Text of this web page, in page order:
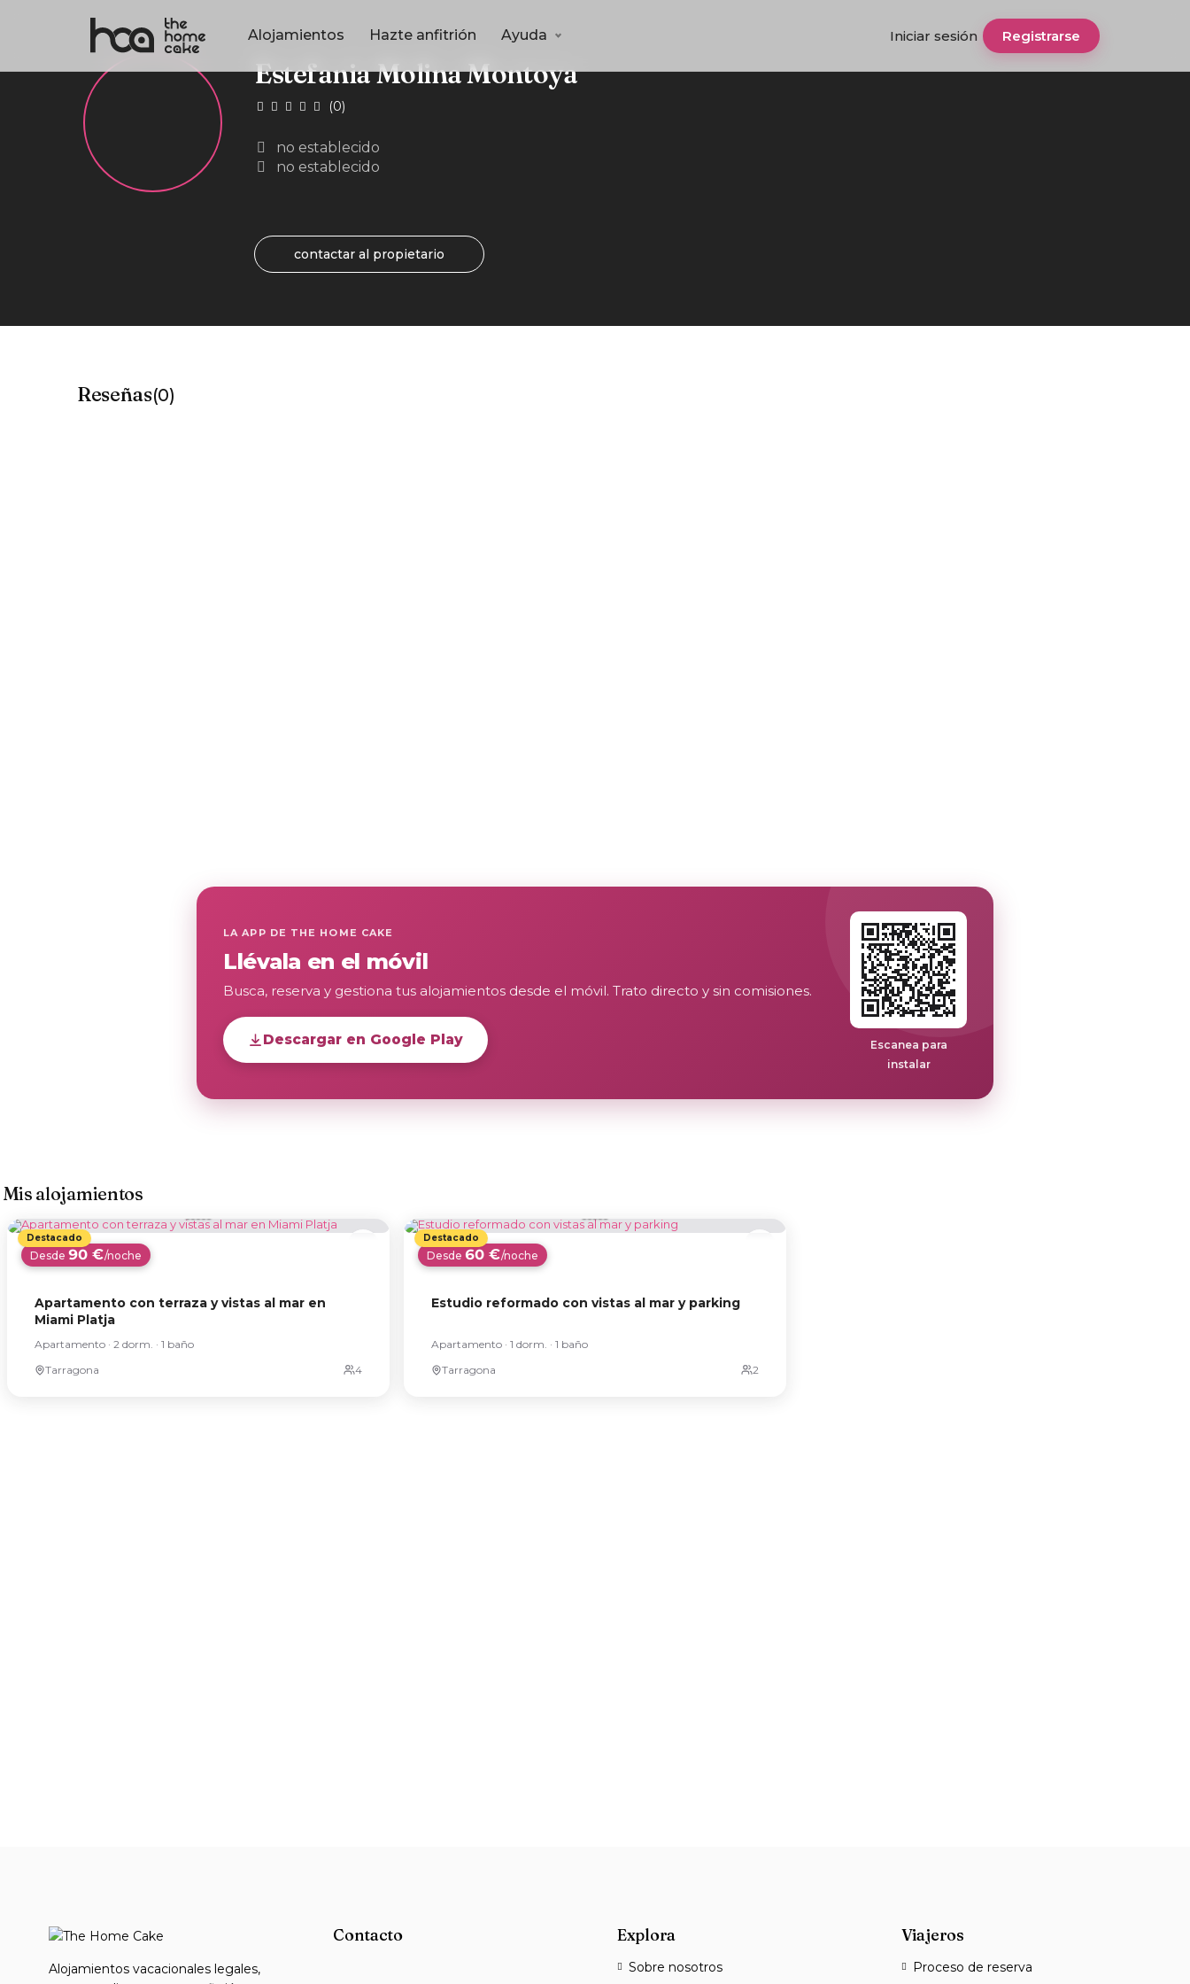
Alojamientos Hazte anfitrión Ayuda Iniciar sesión Registrarse
Estefania Molina Montoya
(0)
no establecido
no establecido
contactar al propietario
Reseñas(0)
LA APP DE THE HOME CAKE
Llévala en el móvil
Busca, reserva y gestiona tus alojamientos desde el móvil. Trato directo y sin comisiones.
Descargar en Google Play
Escanea para
instalar
Mis alojamientos
Desde90 €/noche
Apartamento con terraza y vistas al mar en
Miami Platja
Apartamento · 2 dorm. · 1 baño
Tarragona
Desde60 €/noche
Estudio reformado con vistas al mar y parking
Apartamento · 1 dorm. · 1 baño
Tarragona
Alojamientos vacacionales legales,
Contacto Explora
Sobre nosotros
Viajeros
Proceso de reserva